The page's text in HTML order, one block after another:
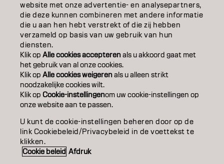
SALONVINDER
WORD PARTNER
CONTACT
ColofonPrivacyverklaringCookiebeleid
Gebruiksvoorwaarden
Toegankelijkheidsverklaring
NL | Dutch
website met onze advertentie- en analysepartners,
die deze kunnen combineren met andere informatie
die u aan hen hebt verstrekt of die zij hebben
verzameld op basis van uw gebruik van hun
diensten.
Klik opAlle cookies accepterenals u akkoord gaat met
het gebruik van al onze cookies.
Klik opAlle cookies weigerenals u alleen strikt
noodzakelijke cookies wilt.
Klik opCookie-instellingenom uw cookie-instellingen op
onze website aan te passen.
U kunt de cookie-instellingen beheren door op de
link Cookiebeleid/Privacybeleid in de voettekst te
klikken.
Cookie beleid Afdruk